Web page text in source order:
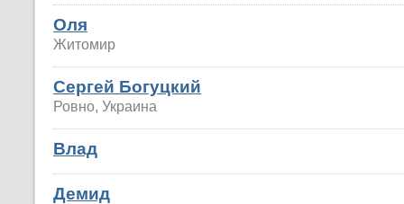
Оля
Житомир
Сергей Богуцкий
Ровно, Украина
Влад
Демид